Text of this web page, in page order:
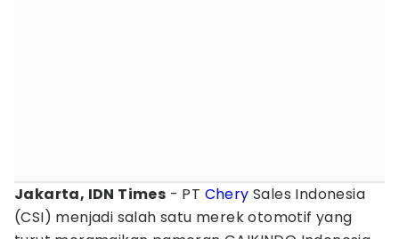
Jakarta, IDN Times - PT Chery Sales Indonesia
(CSI) menjadi salah satu merek otomotif yang